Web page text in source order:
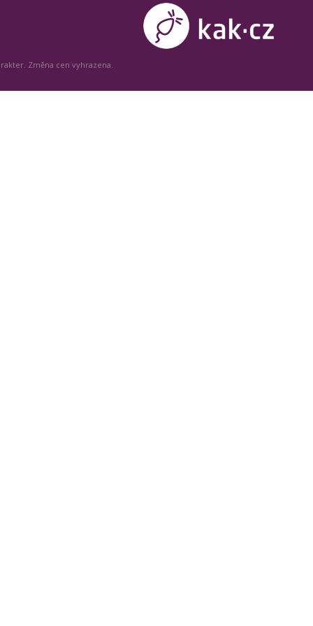
Změna cen vyhrazena.